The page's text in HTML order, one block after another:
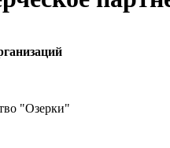
"Озерки"